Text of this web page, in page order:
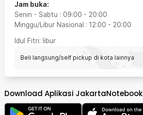
Jam buka:
Senin - Sabtu : 09:00 - 20:00
Minggu/Libur Nasional : 12:00 - 20:00
Idul Fitri: libur
Beli langsung/self pickup di kota lainnya
Download Aplikasi JakartaNotebook